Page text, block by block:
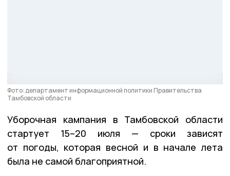
Фото: департамент информационной политики Правительства
Тамбовской области
Уборочная кампания в Тамбовской области
стартует 15–20 июля — сроки зависят
от погоды, которая весной и в начале лета
была не самой благоприятной.